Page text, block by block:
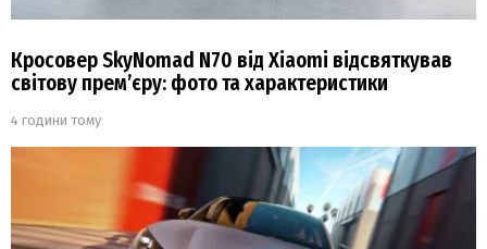
Кросовер SkyNomad N70 від Xiaomi відсвяткував
світову прем’єру: фото та характеристики
4 години тому